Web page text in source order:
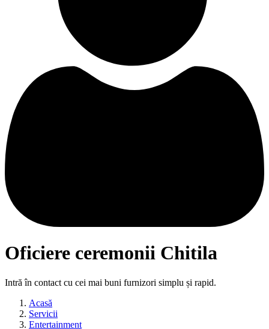
Oficiere ceremonii Chitila
Intră în contact cu cei mai buni furnizori simplu și rapid.
Acasă
Servicii
Entertainment